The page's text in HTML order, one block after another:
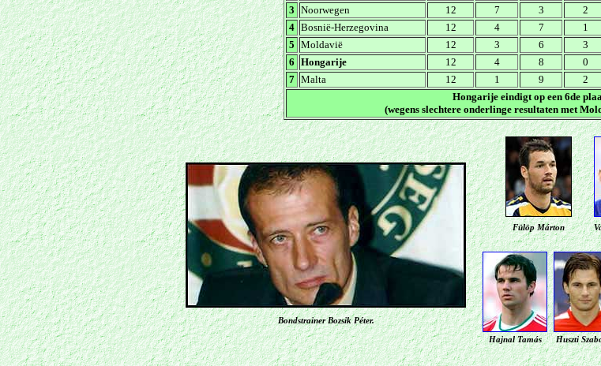
3 Noorwegen 12 7 3 2
4 Bosnië-Herzegovina 12 4 7 1
5 Moldavië 12 3 6 3
6 Hongarije 12 4 8 0
7 Malta 12 1 9 2
Hongarije eindigt op een 6de
(wegens slechtere onderlinge resultaten met
BondstrainerBozsik Péter.
Fülöp Márton
Hajnal Tamás Huszti